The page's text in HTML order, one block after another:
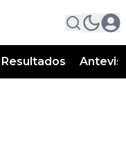
Resultados